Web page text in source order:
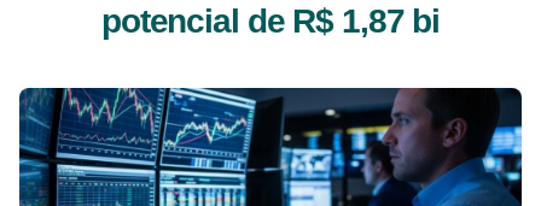
potencial de R$ 1,87 bi